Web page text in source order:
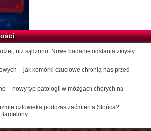
niż sądzono. Nowe badanie odsłania zmysły
– jak komórki czuciowe chronią nas przed
– nowy typ patologii w mózgach chorych na
człowieka podczas zaćmienia Słońca?